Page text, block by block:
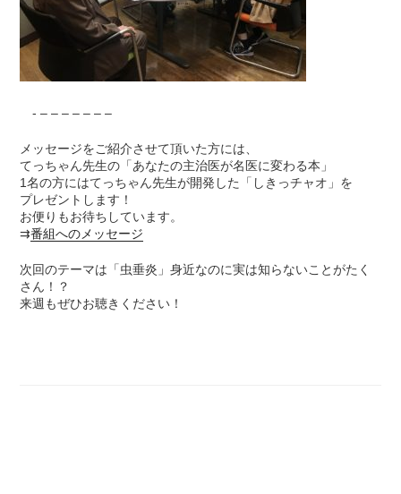
- – – – – – – –
メッセージをご紹介させて頂いた方には、
てっちゃん先生の「あなたの主治医が名医に変わる本」
1名の方にはてっちゃん先生が開発した「しきっチャオ」を
プレゼントします！
お便りもお待ちしています。
⇉番組へのメッセージ
次回のテーマは「虫垂炎」身近なのに実は知らないことがたく
さん！？
来週もぜひお聴きください！